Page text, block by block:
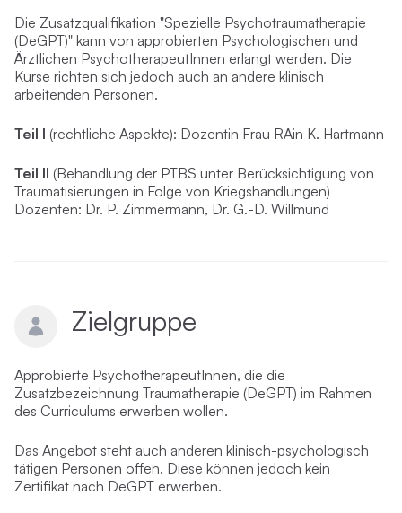
Die Zusatzqualifikation "Spezielle Psychotraumatherapie
(DeGPT)" kann von approbierten Psychologischen und
Ärztlichen PsychotherapeutInnen erlangt werden. Die
Kurse richten sich jedoch auch an andere klinisch
arbeitenden Personen.
Teil I (rechtliche Aspekte): Dozentin Frau RAin K. Hartmann
Teil II (Behandlung der PTBS unter Berücksichtigung von
Traumatisierungen in Folge von Kriegshandlungen)
Dozenten: Dr. P. Zimmermann, Dr. G.-D. Willmund
Zielgruppe
Approbierte PsychotherapeutInnen, die die
Zusatzbezeichnung Traumatherapie (DeGPT) im Rahmen
des Curriculums erwerben wollen.
Das Angebot steht auch anderen klinisch-psychologisch
tätigen Personen offen. Diese können jedoch kein
Zertifikat nach DeGPT erwerben.